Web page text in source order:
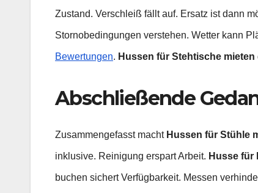
Zustand. Verschleiß fällt auf. Ersatz ist dann
Stornobedingungen verstehen. Wetter kann
Bewertungen. Hussen für Stehtische mieten
Abschließende
Zusammengefasst macht Hussen für Stühle
inklusive. Reinigung erspart Arbeit. Husse für
buchen sichert Verfügbarkeit. Messen